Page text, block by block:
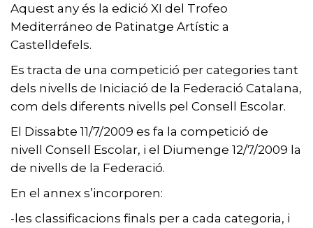
Aquest any és la edició XI del Trofeo
Mediterráneo de Patinatge Artístic a
Castelldefels.
Es tracta de una competició per categories tant
dels nivells de Iniciació de la Federació Catalana,
com dels diferents nivells pel Consell Escolar.
El Dissabte 11/7/2009 es fa la competició de
nivell Consell Escolar, i el Diumenge 12/7/2009 la
de nivells de la Federació.
En el annex s’incorporen:
-les classificacions finals per a cada categoria, i